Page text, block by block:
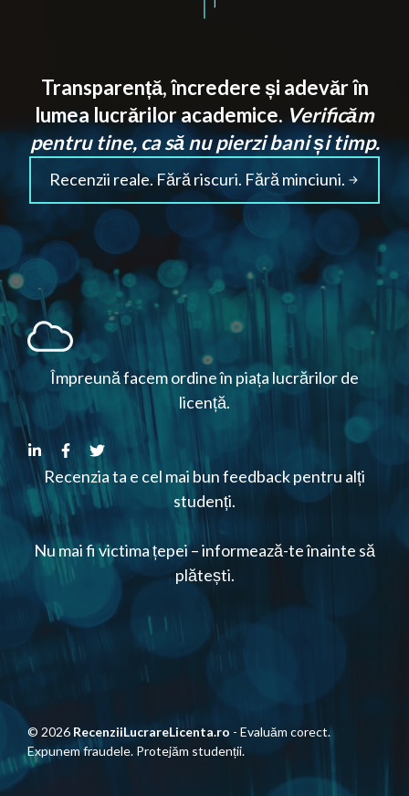
Transparență, încredere și adevăr în
lumea lucrărilor academice. Verificăm
pentru tine, ca să nu pierzi bani și timp.
Recenzii reale. Fără riscuri. Fără minciuni.
Împreună facem ordine în piața lucrărilor de
licență.
Recenzia ta e cel mai bun feedback pentru alți
studenți.
Nu mai fi victima țepei – informează-te înainte să
plătești.
© 2026 RecenziiLucrareLicenta.ro - Evaluăm corect.
Expunem fraudele. Protejăm studenții.